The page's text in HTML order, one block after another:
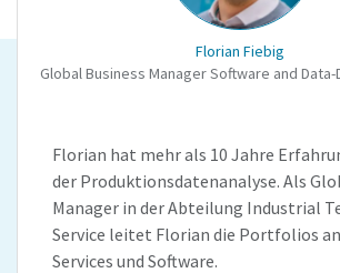
Florian hat mehr als 10 Jahre
der Produktionsdatenanalyse. Als
Manager in der Abteilung Industrial
Service leitet Florian die Portfolios
Services und Software.
Florian Fiebig
Global Business Manager Software and